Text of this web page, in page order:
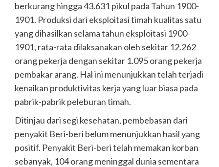
berkurang hingga 43.631 pikul pada Tahun 1900-
1901. Produksi dari eksploitasi timah kualitas satu
yang dihasilkan selama tahun eksploitasi 1900-
1901, rata-rata dilaksanakan oleh sekitar 12.262
orang pekerja dengan sekitar 1.095 orang pekerja
pembakar arang. Hal ini menunjukkan telah terjadi
kenaikan produktivitas kerja yang luar biasa pada
pabrik-pabrik peleburan timah.
Ditinjau dari segi kesehatan, pembebasan dari
penyakit Beri-beri belum menunjukkan hasil yang
positif. Penyakit Beri-beri telah memakan korban
sebanyak, 104 orang meninggal dunia sementara